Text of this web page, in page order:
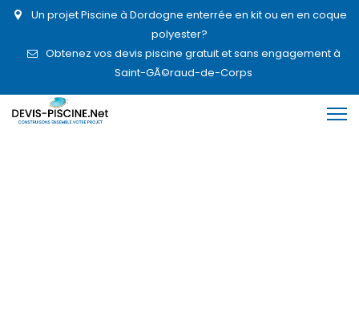
Un projet Piscine à Dordogne enterrée en kit ou en en coque
polyester?
Obtenez vos devis piscine gratuit et sans engagement à
Saint-GÃ©raud-de-Corps